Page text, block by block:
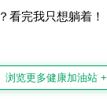
看完我只想躺着！
浏览更多健康加油站 +